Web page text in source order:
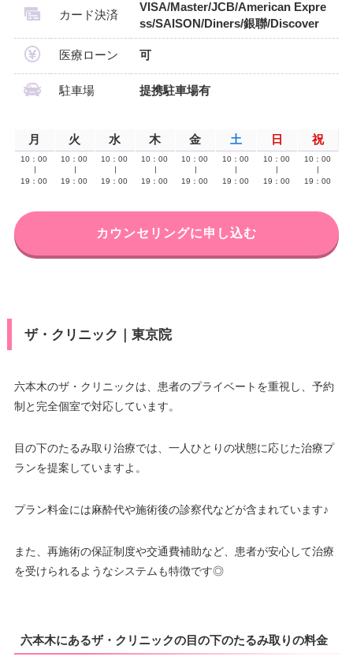
カード決済
VISA/Master/JCB/American Expre
ss/SAISON/Diners/銀聯/Discover
医療ローン 可
駐車場 提携駐車場有
月 火 水 木 金 土 日 祝
10：00
19：00
10：00
19：00
10：00
19：00
10：00
19：00
10：00
19：00
10：00
19：00
10：00
19：00
10：00
19：00
カウンセリングに申し込む
ザ・クリニック｜東京院
六本木のザ・クリニックは、患者のプライベートを重視し、予約
制と完全個室で対応しています。
目の下のたるみ取り治療では、一人ひとりの状態に応じた治療プ
ランを提案していますよ。
プラン料金には麻酔代や施術後の診察代などが含まれています♪
また、再施術の保証制度や交通費補助など、患者が安心して治療
を受けられるようなシステムも特徴です◎
六本木にあるザ・クリニックの目の下のたるみ取りの料金